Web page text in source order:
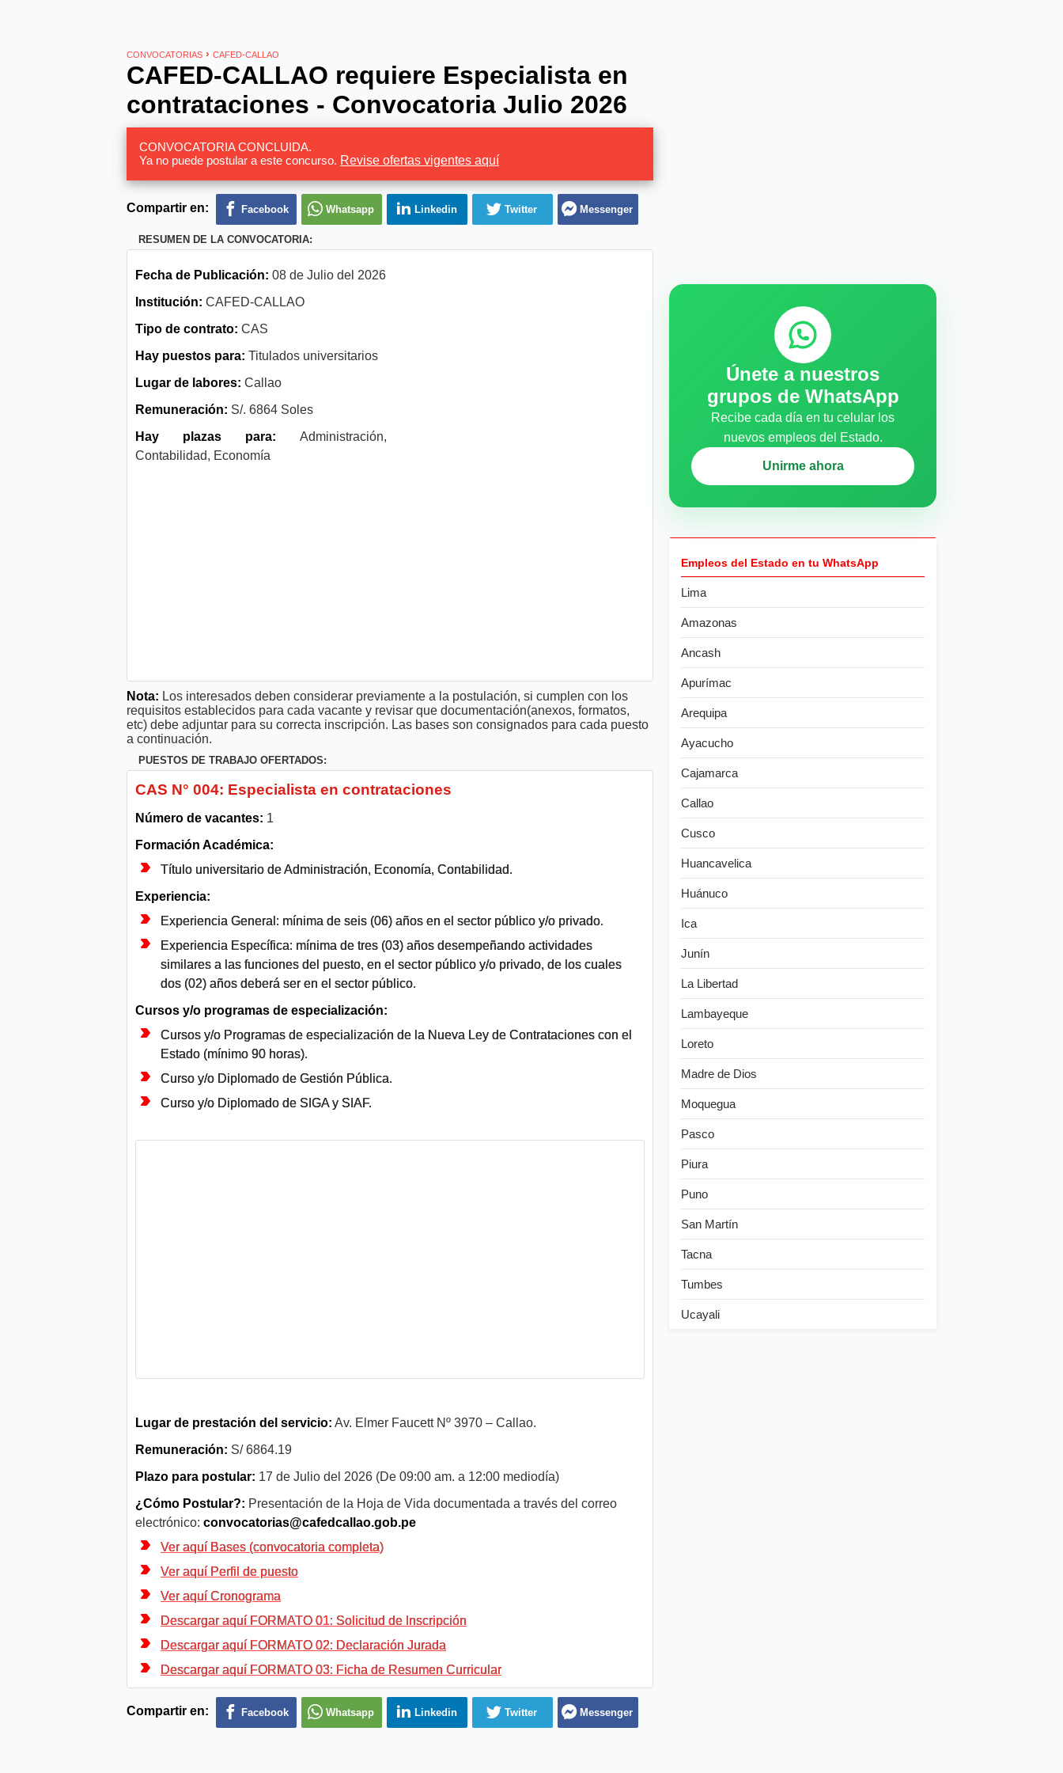
CONVOCATORIAS › CAFED-CALLAO
CAFED-CALLAO requiere Especialista en
contrataciones - Convocatoria Julio 2026
CONVOCATORIA CONCLUIDA.
Ya no puede postular a este concurso. Revise ofertas vigentes aquí
Compartir en: Facebook Whatsapp Linkedin Twitter Messenger
RESUMEN DE LA CONVOCATORIA:
Fecha de Publicación: 08 de Julio del 2026
Institución: CAFED-CALLAO
Tipo de contrato: CAS
Hay puestos para: Titulados universitarios
Lugar de labores: Callao
Remuneración: S/. 6864 Soles
Hay plazas para: Administración,
Contabilidad, Economía
Nota: Los interesados deben considerar previamente a la postulación, si cumplen con los
requisitos establecidos para cada vacante y revisar que documentación(anexos, formatos,
etc) debe adjuntar para su correcta inscripción. Las bases son consignados para cada puesto
a continuación.
PUESTOS DE TRABAJO OFERTADOS:
CAS N° 004: Especialista en contrataciones
Número de vacantes: 1
Formación Académica:
Título universitario de Administración, Economía, Contabilidad.
Experiencia:
Experiencia General: mínima de seis (06) años en el sector público y/o privado.
Experiencia Específica: mínima de tres (03) años desempeñando actividades
similares a las funciones del puesto, en el sector público y/o privado, de los cuales
dos (02) años deberá ser en el sector público.
Cursos y/o programas de especialización:
Cursos y/o Programas de especialización de la Nueva Ley de Contrataciones con el
Estado (mínimo 90 horas).
Curso y/o Diplomado de Gestión Pública.
Curso y/o Diplomado de SIGA y SIAF.
Lugar de prestación del servicio: Av. Elmer Faucett Nº 3970 – Callao.
Remuneración: S/ 6864.19
Plazo para postular: 17 de Julio del 2026 (De 09:00 am. a 12:00 mediodía)
¿Cómo Postular?: Presentación de la Hoja de Vida documentada a través del correo
electrónico: convocatorias@cafedcallao.gob.pe
Ver aquí Bases (convocatoria completa)
Ver aquí Perfil de puesto
Ver aquí Cronograma
Descargar aquí FORMATO 01: Solicitud de Inscripción
Descargar aquí FORMATO 02: Declaración Jurada
Descargar aquí FORMATO 03: Ficha de Resumen Curricular
Compartir en: Facebook Whatsapp Linkedin Twitter Messenger
Únete a nuestros
grupos de WhatsApp
Recibe cada día en tu celular los
nuevos empleos del Estado.
Unirme ahora
Empleos del Estado en tu WhatsApp
Lima
Amazonas
Ancash
Apurímac
Arequipa
Ayacucho
Cajamarca
Callao
Cusco
Huancavelica
Huánuco
Ica
Junín
La Libertad
Lambayeque
Loreto
Madre de Dios
Moquegua
Pasco
Piura
Puno
San Martín
Tacna
Tumbes
Ucayali